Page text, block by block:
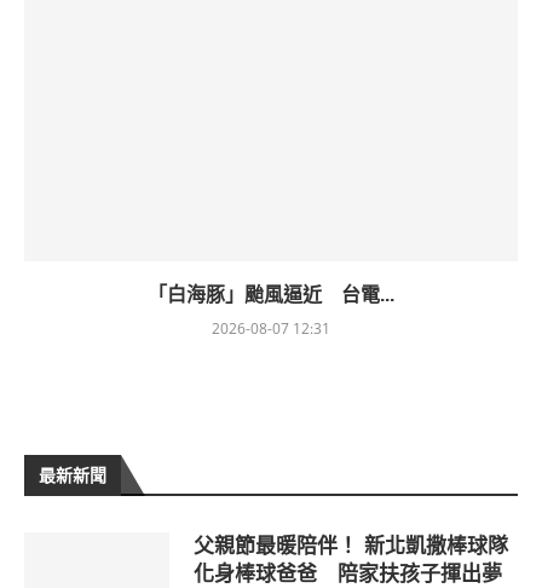
「白海豚」颱風逼近 台電...
2026-08-07 12:31
最新新聞
父親節最暖陪伴！ 新北凱撒棒球隊
化身棒球爸爸 陪家扶孩子揮出夢